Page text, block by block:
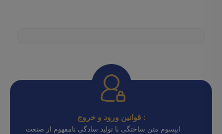
قوانین ورود و خروج :
ایپسوم متن ساختگی با تولید سادگی نامفهوم از صنعت